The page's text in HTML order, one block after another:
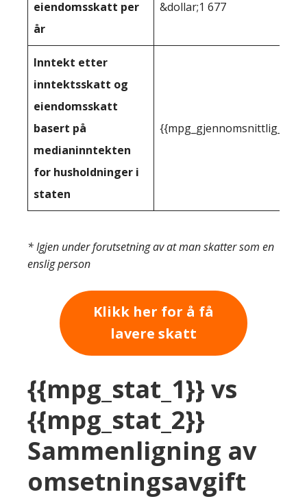
eiendomsskatt per
år
&dollar;1 677
Inntekt etter
inntektsskatt og
eiendomsskatt
basert på
medianinntekten
for husholdninger i
staten
* Igjen under forutsetning av at man skatter som en
enslig person
Klikk her for å få
lavere skatt
{{mpg_stat_1}} vs
{{mpg_stat_2}}
Sammenligning av
omsetningsavgift